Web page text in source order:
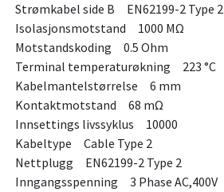
Strømkabel side B EN62199-2 Type 2
Isolasjonsmotstand 1000 MΩ
Motstandskoding 0.5 Ohm
Terminal temperaturøkning 223 °C
Kabelmantelstørrelse 6 mm
Kontaktmotstand 68 mΩ
Innsettings livssyklus 10000
Kabeltype Cable Type 2
Nettplugg EN62199-2 Type 2
Inngangsspenning 3 Phase AC,400V